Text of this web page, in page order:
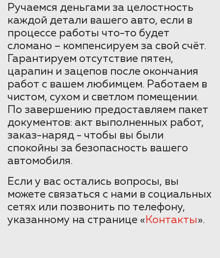
Ручаемся деньгами за целостность
каждой детали вашего авто, если в
процессе работы что-то будет
сломано – компенсируем за свой счёт.
Гарантируем отсутствие пятен,
царапин и зацепов после окончания
работ с вашем любимцем. Работаем в
чистом, сухом и светлом помещении.
По завершению предоставляем пакет
документов: акт выполненных работ,
заказ-наряд - чтобы вы были
спокойны за безопасность вашего
автомобиля.
Если у вас остались вопросы, вы
можете связаться с нами в социальных
сетях или позвонить по телефону,
указанному на странице «Контакты».